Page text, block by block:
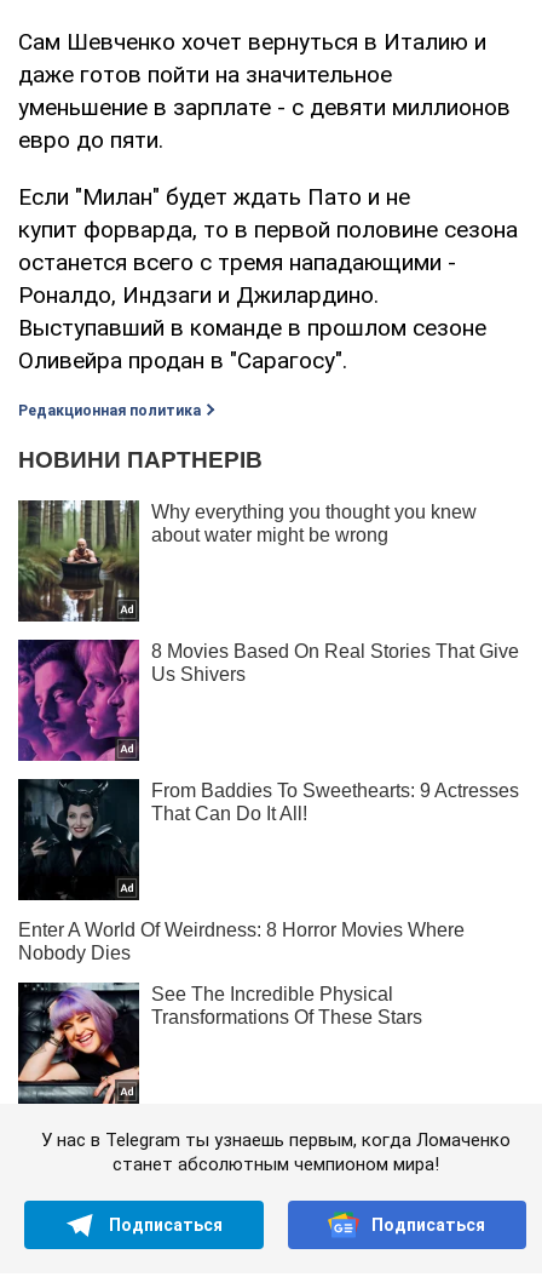
Сам Шевченко хочет вернуться в Италию и
даже готов пойти на значительное
уменьшение в зарплате - с девяти миллионов
евро до пяти.
Если "Милан" будет ждать Пато и не
купит форварда, то в первой половине сезона
останется всего с тремя нападающими -
Роналдо, Индзаги и Джилардино.
Выступавший в команде в прошлом сезоне
Оливейра продан в "Сарагосу".
Редакционная политика
У нас в Telegram ты узнаешь первым, когда Ломаченко
станет абсолютным чемпионом мира!
Подписаться Подписаться